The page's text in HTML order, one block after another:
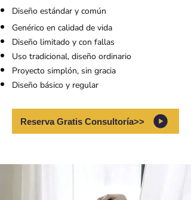
Diseño estándar y común
Genérico en calidad de vida
Diseño limitado y con fallas
Uso tradicional, diseño ordinario
Proyecto simplón, sin gracia
Diseño básico y regular
Reserva Gratis Consultoría>>